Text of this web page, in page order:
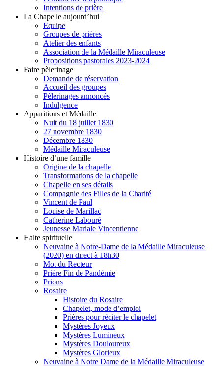
Intentions de prière
La Chapelle aujourd’hui
Equipe
Groupes de prières
Atelier des enfants
Association de la Médaille Miraculeuse
Propositions pastorales 2023-2024
Faire pèlerinage
Demande de réservation
Accueil des groupes
Pèlerinages annoncés
Indulgence
Apparitions et Médaille
Nuit du 18 juillet 1830
27 novembre 1830
Décembre 1830
Médaille Miraculeuse
Histoire d’une famille
Origine de la chapelle
Transformations de la chapelle
Chapelle en ses détails
Compagnie des Filles de la Charité
Vincent de Paul
Louise de Marillac
Catherine Labouré
Jeunesse Mariale Vincentienne
Halte spirituelle
Neuvaine à Notre-Dame de la Médaille Miraculeuse
(2020) en direct à 18h30
Mot du Recteur
Prière Fin de Pandémie
Prions
Rosaire
Histoire du Rosaire
Chapelet, mode d’emploi
Prières pour réciter le chapelet
Mystères Joyeux
Mystères Lumineux
Mystères Douloureux
Mystères Glorieux
Neuvaine à Notre Dame de la Médaille Miraculeuse